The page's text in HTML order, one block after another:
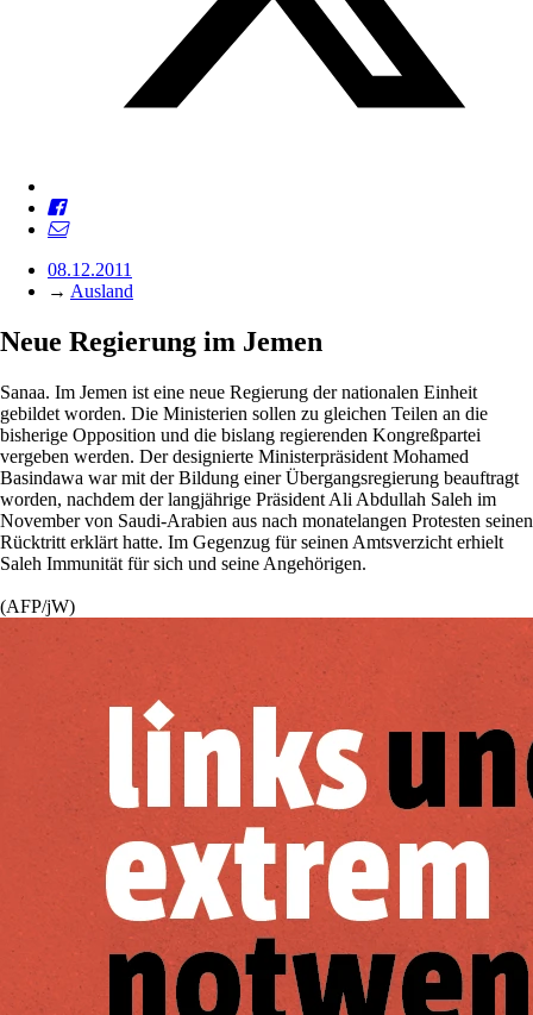
08.12.2011
→ Ausland
Neue Regierung im Jemen
Sanaa. Im Jemen ist eine neue Regierung der nationalen Einheit
gebildet worden. Die Ministerien sollen zu gleichen Teilen an die
bisherige Opposition und die bislang regierenden Kongreßpartei
vergeben werden. Der designierte Ministerpräsident Mohamed
Basindawa war mit der Bildung einer Übergangsregierung beauftragt
worden, nachdem der langjährige Präsident Ali Abdullah Saleh im
November von Saudi-Arabien aus nach monatelangen Protesten seinen
Rücktritt erklärt hatte. Im Gegenzug für seinen Amtsverzicht erhielt
Saleh Immunität für sich und seine Angehörigen.
(AFP/jW)